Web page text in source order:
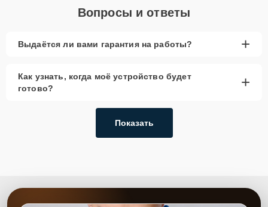
Вопросы и ответы
Выдаётся ли вами гарантия на работы? +
Как узнать, когда моё устройство будет
готово?
+
Показать